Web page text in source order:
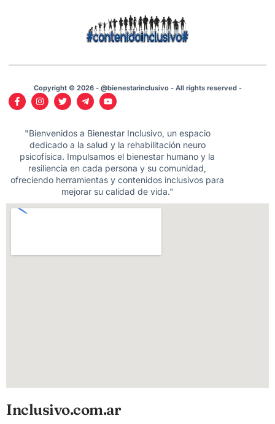
Copyright © 2026 - @bienestarinclusivo - All rights reserved -
"Bienvenidos a Bienestar Inclusivo, un espacio
dedicado a la salud y la rehabilitación neuro
psicofísica. Impulsamos el bienestar humano y la
resiliencia en cada persona y su comunidad,
ofreciendo herramientas y contenidos inclusivos para
mejorar su calidad de vida."
Inclusivo.com.ar